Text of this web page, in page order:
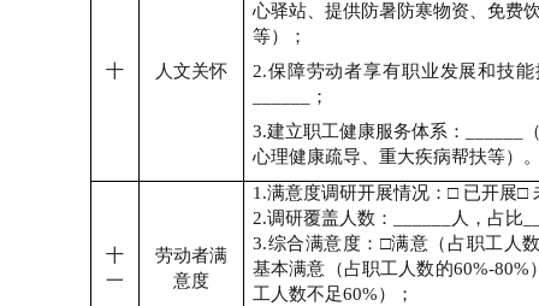
十 人文关怀
心驿站、提供防暑防寒物资、免费
等）；
2.保障劳动者享有职业发展和技
；
3.建立职工健康服务体系：
心理健康疏导、重大疾病帮扶等）
十
一
劳动者满
意度
1.满意度调研开展情况： □ 已开展□
2.调研覆盖人数： 人，占比
3.综合满意度： □满意（占职工人
基本满意（占职工人数的60%-80%
工人数不足60%）；